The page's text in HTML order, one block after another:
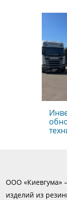
ООО «Киевгума»
изделий из